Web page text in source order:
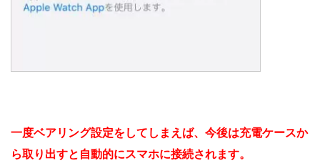
一度ベアリング設定をしてしまえば、今後は充電ケースか
ら取り出すと自動的にスマホに接続されます。